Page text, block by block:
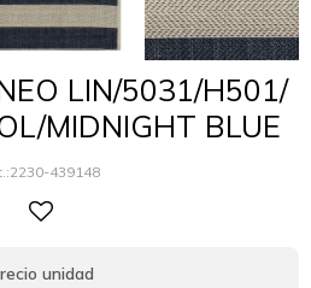
LIN/5031/H501/
MIDNIGHT BLUE
2230-439148